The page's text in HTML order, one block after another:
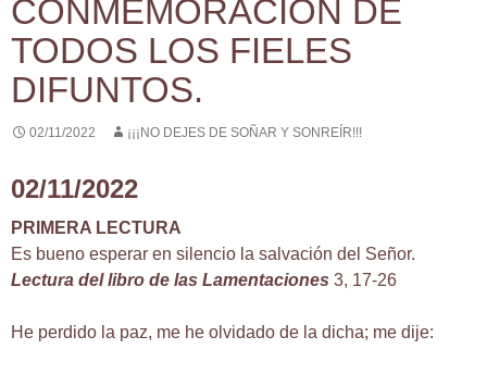
CONMEMORACIÓN DE
TODOS LOS FIELES
DIFUNTOS.
02/11/2022 ¡¡¡NO DEJES DE SOÑAR Y SONREÍR!!!
02/11/2022
PRIMERA LECTURA
Es bueno esperar en silencio la salvación del Señor.
Lectura del libro de las Lamentaciones 3, 17-26
He perdido la paz, me he olvidado de la dicha; me dije: